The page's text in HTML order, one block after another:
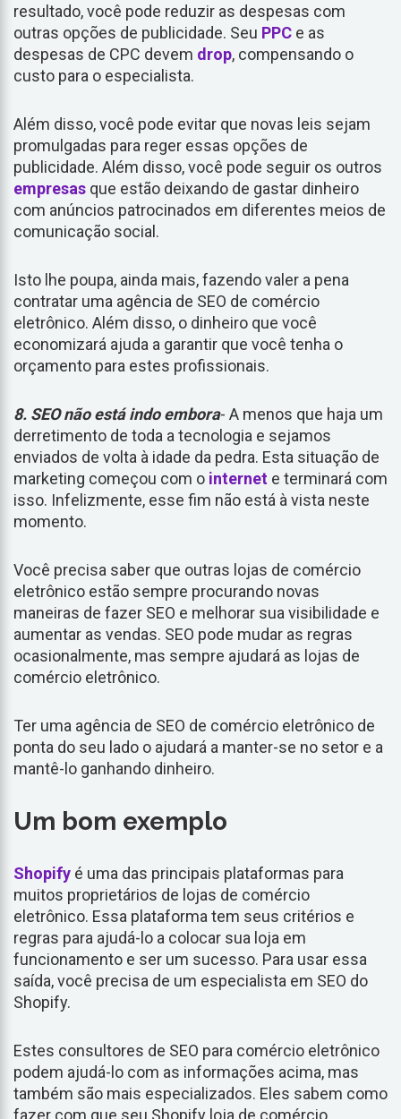
resultado, você pode reduzir as despesas com
outras opções de publicidade. Seu PPC e as
despesas de CPC devem drop, compensando o
custo para o especialista.
Além disso, você pode evitar que novas leis sejam
promulgadas para reger essas opções de
publicidade. Além disso, você pode seguir os outros
empresas que estão deixando de gastar dinheiro
com anúncios patrocinados em diferentes meios de
comunicação social.
Isto lhe poupa, ainda mais, fazendo valer a pena
contratar uma agência de SEO de comércio
eletrônico. Além disso, o dinheiro que você
economizará ajuda a garantir que você tenha o
orçamento para estes profissionais.
8. SEO não está indo embora- A menos que haja um
derretimento de toda a tecnologia e sejamos
enviados de volta à idade da pedra. Esta situação de
marketing começou com o internet e terminará com
isso. Infelizmente, esse fim não está à vista neste
momento.
Você precisa saber que outras lojas de comércio
eletrônico estão sempre procurando novas
maneiras de fazer SEO e melhorar sua visibilidade e
aumentar as vendas. SEO pode mudar as regras
ocasionalmente, mas sempre ajudará as lojas de
comércio eletrônico.
Ter uma agência de SEO de comércio eletrônico de
ponta do seu lado o ajudará a manter-se no setor e a
mantê-lo ganhando dinheiro.
Um bom exemplo
Shopify é uma das principais plataformas para
muitos proprietários de lojas de comércio
eletrônico. Essa plataforma tem seus critérios e
regras para ajudá-lo a colocar sua loja em
funcionamento e ser um sucesso. Para usar essa
saída, você precisa de um especialista em SEO do
Shopify.
Estes consultores de SEO para comércio eletrônico
podem ajudá-lo com as informações acima, mas
também são mais especializados. Eles sabem como
fazer com que seu Shopify loja de comércio